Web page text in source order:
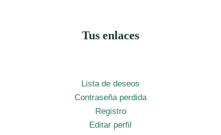
Tus enlaces
Lista de deseos
Contraseña perdida
Registro
Editar perfil